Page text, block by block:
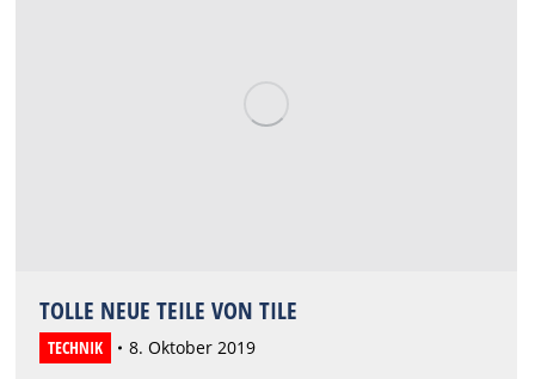
TOLLE NEUE TEILE VON TILE
TECHNIK 8. Oktober 2019